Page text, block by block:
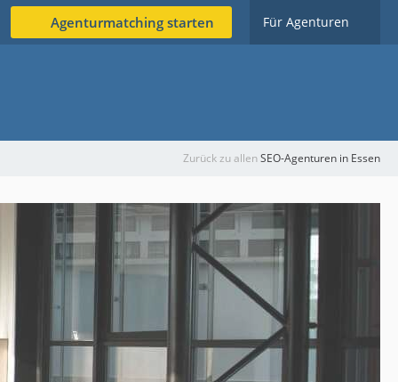
Agenturmatching starten Für Agenturen
Zurück zu allenSEO-Agenturen in Essen